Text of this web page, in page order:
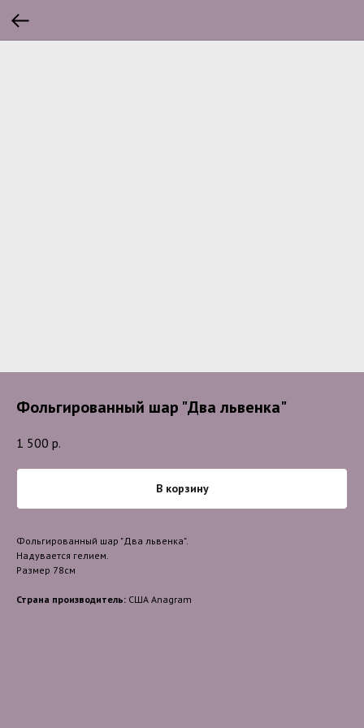
Фольгированный шар "Два львенка"
1 500 р.
В корзину
Фольгированный шар "Два львенка".
Надувается гелием.
Размер 78см
Страна производитель: США Anagram